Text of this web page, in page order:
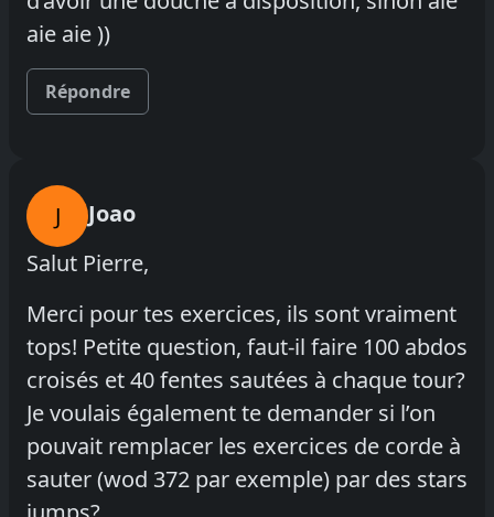
aie aie ))
Répondre
J
Joao
Salut Pierre,
Merci pour tes exercices, ils sont vraiment
tops! Petite question, faut-il faire 100 abdos
croisés et 40 fentes sautées à chaque tour?
Je voulais également te demander si l’on
pouvait remplacer les exercices de corde à
sauter (wod 372 par exemple) par des stars